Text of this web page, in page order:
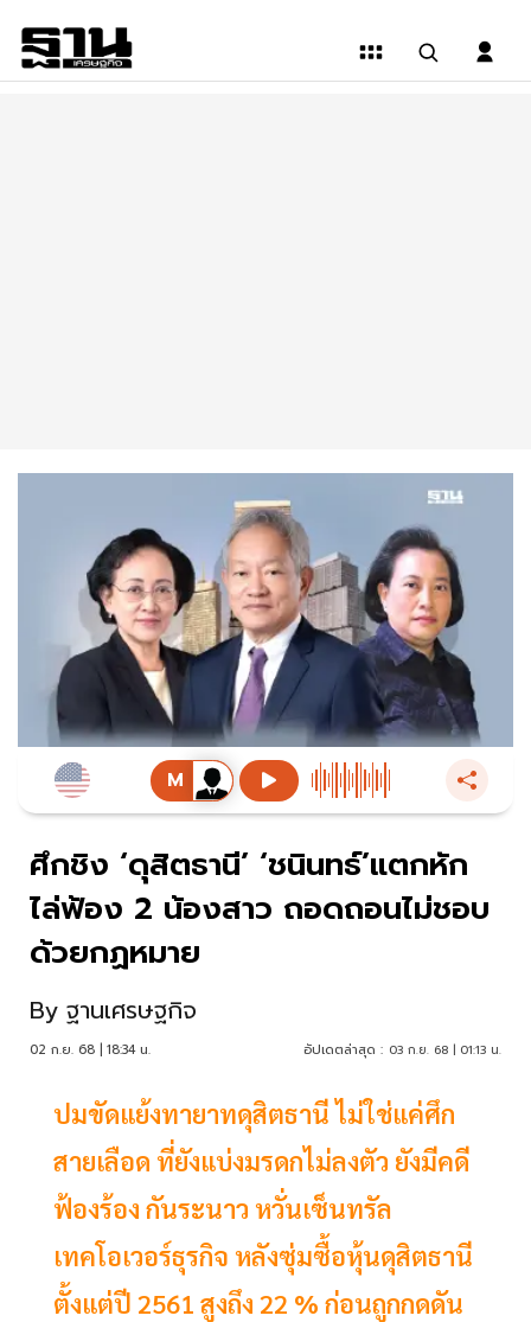
ศึกชิง ‘ดุสิตธานี’ ‘ชนินทธ์’แตกหัก
ไล่ฟ้อง 2 น้องสาว ถอดถอนไม่ชอบ
ด้วยกฏหมาย
By ฐานเศรษฐกิจ
02 ก.ย. 68 | 18:34 น. อัปเดตล่าสุด : 03 ก.ย. 68 | 01:13 น.
ปมขัดแย้งทายาทดุสิตธานี ไม่ใช่แค่ศึก
สายเลือด ที่ยังแบ่งมรดกไม่ลงตัว ยังมีคดี
ฟ้องร้อง กันระนาว หวั่นเซ็นทรัล
เทคโอเวอร์ธุรกิจ หลังซุ่มซื้อหุ้นดุสิตธานี
ตั้งแต่ปี 2561 สูงถึง 22 % ก่อนถูกกดดัน